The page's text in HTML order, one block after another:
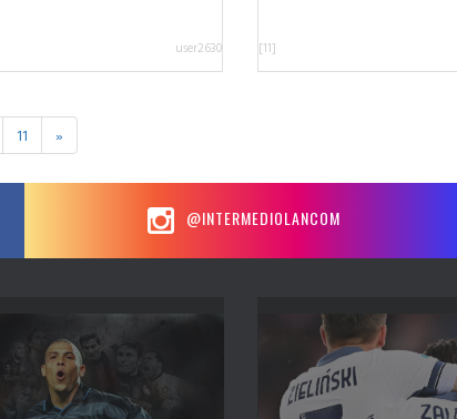
user2630 [11]
11 »
@INTERMEDIOLANCOM